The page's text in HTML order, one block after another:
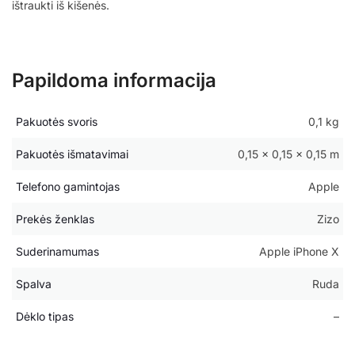
ištraukti iš kišenės.
Papildoma informacija
Pakuotės svoris 0,1 kg
Pakuotės išmatavimai 0,15 × 0,15 × 0,15 m
Telefono gamintojas Apple
Prekės ženklas Zizo
Suderinamumas Apple iPhone X
Spalva Ruda
Dėklo tipas –